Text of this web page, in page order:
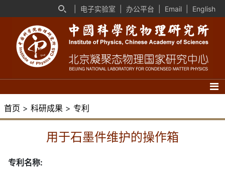
电子实验室 办公平台 Email English
首页 > 科研成果 > 专利
用于石墨件维护的操作箱
专利名称: